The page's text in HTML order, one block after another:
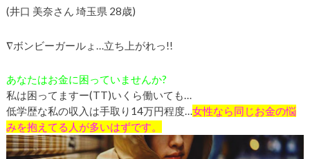
(井口 美奈さん 埼玉県 28歳)
∇ボンビーガールょ…立ち上がれっ!!
あなたはお金に困っていませんか?
私は困ってますー(TT)いくら働いても…
低学歴な私の収入は手取り 14万円程度…女性なら同じお金の悩
みを抱えてる人が多いはずです。